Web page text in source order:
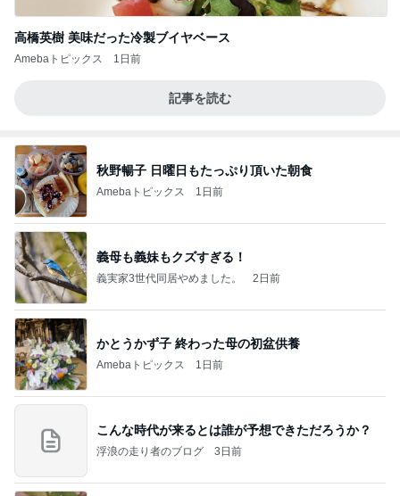
高橋英樹 美味だった冷製ブイヤベース
Amebaトピックス 1日前
記事を読む
秋野暢子 日曜日もたっぷり頂いた朝食
Amebaトピックス 1日前
義母も義妹もクズすぎる！
義実家3世代同居やめました。 2日前
かとうかず子 終わった母の初盆供養
Amebaトピックス 1日前
こんな時代が来るとは誰が予想できただろうか？
浮浪の走り者のブログ 3日前